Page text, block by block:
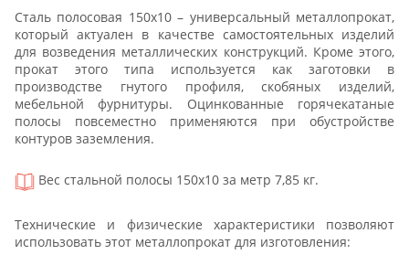
Сталь полосовая 150x10 – универсальный металлопрокат,
который актуален в качестве самостоятельных изделий
для возведения металлических конструкций. Кроме этого,
прокат этого типа используется как заготовки в
производстве гнутого профиля, скобяных изделий,
мебельной фурнитуры. Оцинкованные горячекатаные
полосы повсеместно применяются при обустройстве
контуров заземления.
Вес стальной полосы 150x10 за метр 7,85 кг.
Технические и физические характеристики позволяют
использовать этот металлопрокат для изготовления: